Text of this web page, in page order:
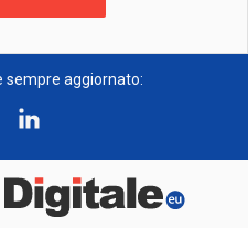
sempre aggiornato: